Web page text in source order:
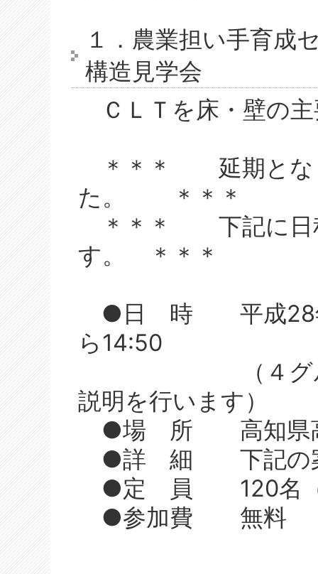
１．農業担い手育
構造見学会
ＣＬＴを床・壁の
＊＊＊ 延期とな
た。 ＊＊＊
＊＊＊ 下記に日
す。 ＊＊＊
●日 時 平成28年
ら14:50
（４グループ
説明を行います）
●場 所 高知県高
●詳 細 下記の案
●定 員 120名（
●参加費 無料